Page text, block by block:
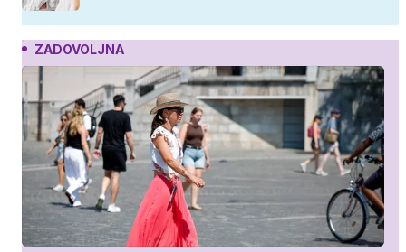
ZADOVOLJNA